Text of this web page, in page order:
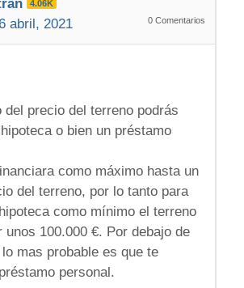
4.06K
abril, 2021 0 Comentarios
del precio del terreno podrás
o bien un préstamo
como máximo hasta un
del terreno, por lo tanto para
como mínimo el terreno
unos 100.000 €. Por debajo de
mas probable es que te
personal.